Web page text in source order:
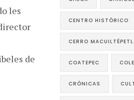
les
de
CENTRO HISTÓRICO
CERRO MACUILTÉPETL
COATEPEC
CRÓNICAS